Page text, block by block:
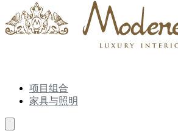
项目组合
家具与照明